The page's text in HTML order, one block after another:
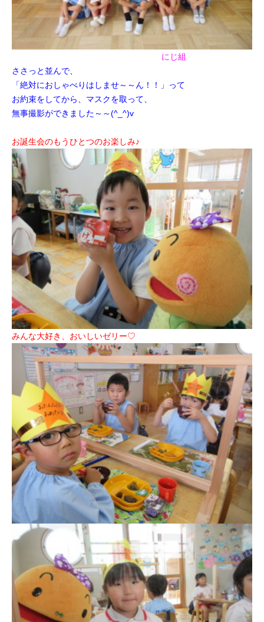
にじ組
ささっと並んで、
「絶対におしゃべりはしませ～～ん！！」って
お約束をしてから、マスクを取って、
無事撮影ができました～～(^_^)v
お誕生会のもうひとつのお楽しみ♪
みんな大好き、おいしいゼリー♡